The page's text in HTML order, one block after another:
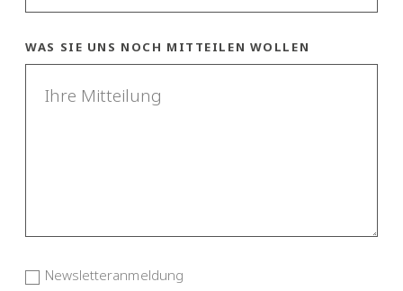
WAS SIE UNS NOCH MITTEILEN WOLLEN
Newsletteranmeldung